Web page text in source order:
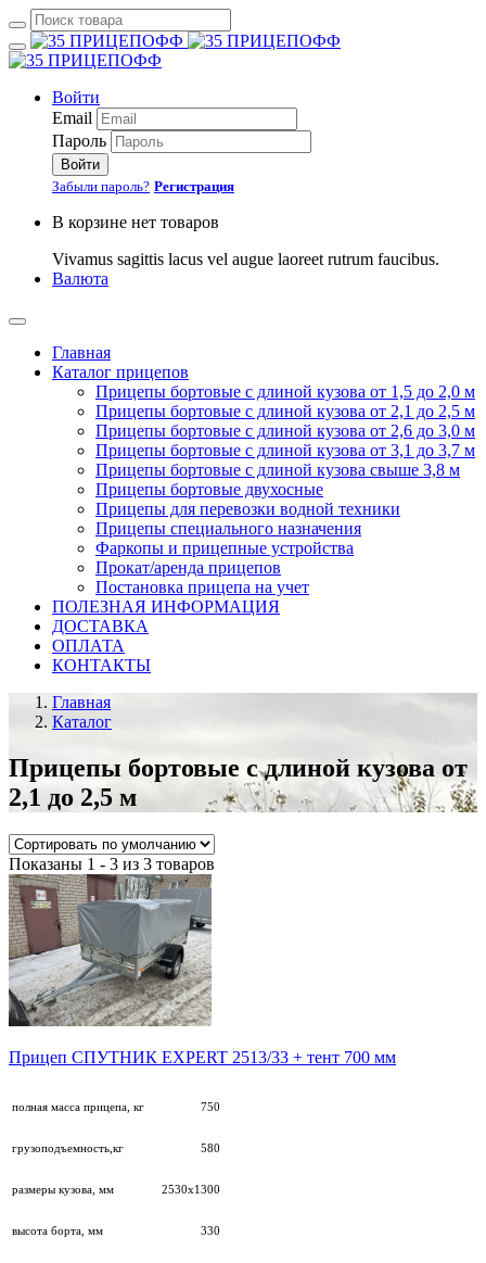
Войти
Email
Пароль
Войти
Забыли пароль? Регистрация
В корзине нет товаров
Vivamus sagittis lacus vel augue laoreet rutrum faucibus.
Валюта
Главная
Каталог прицепов
Прицепы бортовые с длиной кузова от 1,5 до 2,0 м
Прицепы бортовые с длиной кузова от 2,1 до 2,5 м
Прицепы бортовые с длиной кузова от 2,6 до 3,0 м
Прицепы бортовые с длиной кузова от 3,1 до 3,7 м
Прицепы бортовые с длиной кузова свыше 3,8 м
Прицепы бортовые двухосные
Прицепы для перевозки водной техники
Прицепы специального назначения
Фаркопы и прицепные устройства
Прокат/аренда прицепов
Постановка прицепа на учет
ПОЛЕЗНАЯ ИНФОРМАЦИЯ
ДОСТАВКА
ОПЛАТА
КОНТАКТЫ
Главная
Каталог
Прицепы бортовые с длиной кузова от
2,1 до 2,5 м
Показаны 1 - 3 из 3 товаров
Прицеп СПУТНИК EXPERT 2513/33 + тент 700 мм
полная масса прицепа, кг 750
грузоподъемность,кг 580
размеры кузова, мм 2530х1300
высота борта, мм 330